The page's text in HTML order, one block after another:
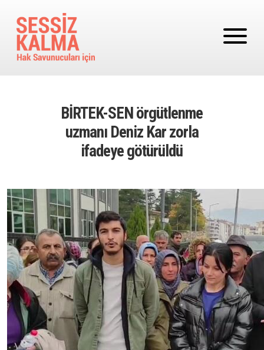
BİRTEK-SEN örgütlenme
uzmanı Deniz Kar zorla
ifadeye götürüldü
Image